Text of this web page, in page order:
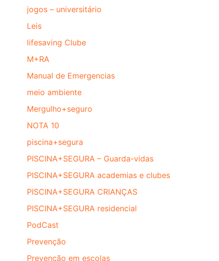
jogos – universitário
Leis
lifesaving Clube
M+RA
Manual de Emergencias
meio ambiente
Mergulho+seguro
NOTA 10
piscina+segura
PISCINA+SEGURA – Guarda-vidas
PISCINA+SEGURA academias e clubes
PISCINA+SEGURA CRIANÇAS
PISCINA+SEGURA residencial
PodCast
Prevenção
Prevenção em escolas